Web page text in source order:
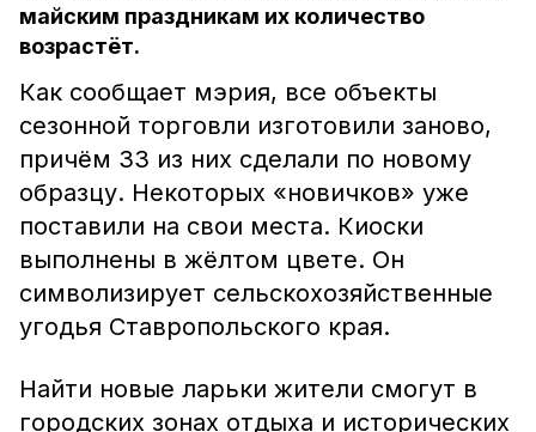
майским праздникам их количество
возрастёт.
Как сообщает мэрия, все объекты
сезонной торговли изготовили заново,
причём 33 из них сделали по новому
образцу. Некоторых «новичков» уже
поставили на свои места. Киоски
выполнены в жёлтом цвете. Он
символизирует сельскохозяйственные
угодья Ставропольского края.
Найти новые ларьки жители смогут в
городских зонах отдыха и исторических